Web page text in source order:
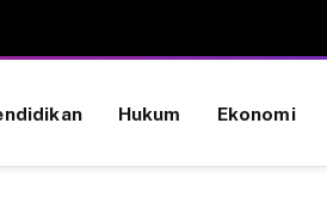
Hukum Ekonomi